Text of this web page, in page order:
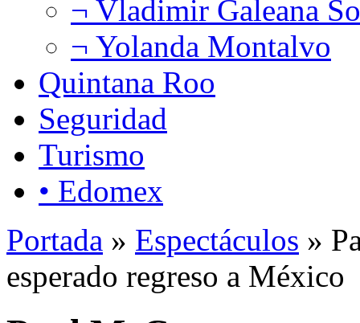
¬ Vladimir Galeana
¬ Yolanda Montalvo
Quintana Roo
Seguridad
Turismo
• Edomex
Portada » Espectáculos »
esperado regreso a México